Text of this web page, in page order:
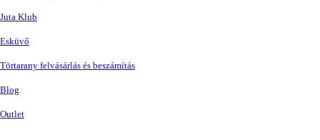
Juta Klub
Esküvő
Törtarany felvásárlás és beszámítás
Blog
Outlet